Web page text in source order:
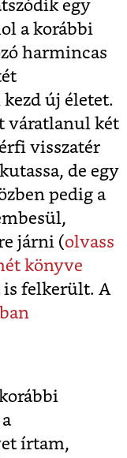
egy
a korábbi
harmincas
új életet.
váratlanul két
visszatér
de egy
pedig a
járni (olvass
könyve
is felkerült. A
írtam,